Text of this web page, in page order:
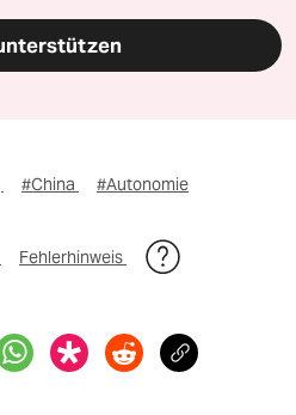
#China #Autonomie
Fehlerhinweis